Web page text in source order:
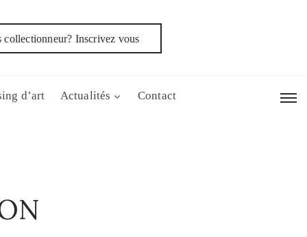
collectionneur? Inscrivez vous
d’art Actualités Contact